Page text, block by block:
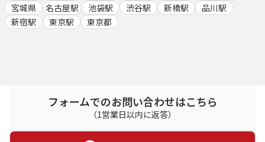
宮城県
名古屋駅 池袋駅 渋谷駅 新橋駅
品川駅
新宿駅
東京駅 東京都
フォームでのお問い合わせはこちら
（1営業日以内に返答）